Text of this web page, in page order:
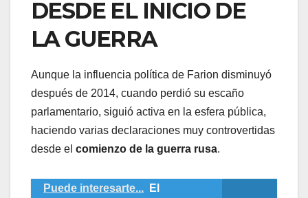
DESDE EL INICIO DE
LA GUERRA
Aunque la influencia política de Farion disminuyó
después de 2014, cuando perdió su escaño
parlamentario, siguió activa en la esfera pública,
haciendo varias declaraciones muy controvertidas
desde el comienzo de la guerra rusa.
Puede interesarte... El